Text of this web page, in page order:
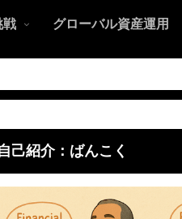
戦 グローバル資産運用
己紹介：ばんこく